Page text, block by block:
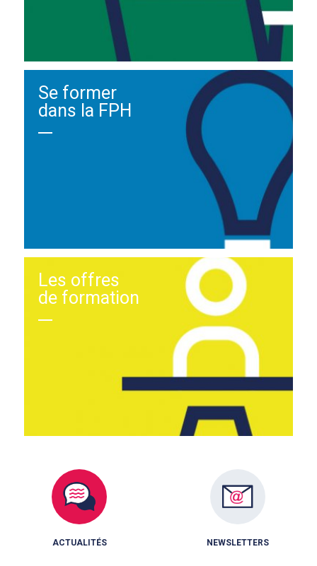
Se former
dans la FPH
Les offres
de formation
ACTUALITÉS NEWSLETTERS